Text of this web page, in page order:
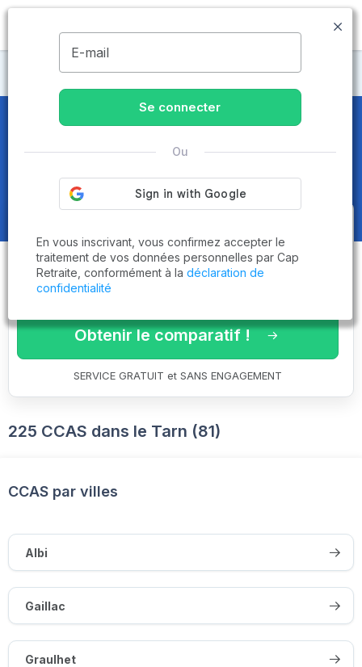
MENU
CCAS
CCASdans le Tarn (81) - Page 6
sur 6
Obtenez le
comparatif des
établissementsadaptés à vos
critères en 3 minutes !
Obtenir le comparatif !
SERVICE GRATUIT et SANS ENGAGEMENT
225 CCAS dans le Tarn (81)
CCAS par villes
Albi
Gaillac
Graulhet
E-mail
Se connecter
Ou
En vous inscrivant, vous confirmez accepter le
traitement de vos données personnelles par Cap
Retraite, conformément à la déclaration de
confidentialité